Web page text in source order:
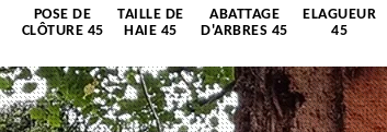
POSE DE
CLÔTURE 45
TAILLE DE
HAIE 45
ABATTAGE
D'ARBRES 45
ELAGUEUR
45